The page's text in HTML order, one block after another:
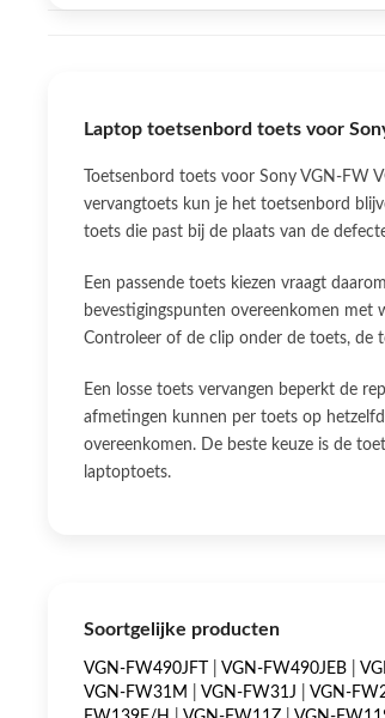
Laptop toetsenbord toets voor
Toetsenbord toets voor Sony VGN-FW
vervangtoets kun je het toetsenbord
toets die past bij de plaats van de
Een passende toets kiezen vraagt
bevestigingspunten overeenkomen met
Controleer of de clip onder de toets, de
Een losse toets vervangen beperkt de
afmetingen kunnen per toets op
overeenkomen. De beste keuze is de
laptoptoets.
Soortgelijke producten
VGN-FW490JFT |VGN-FW490JEB |
VGN-FW31M
|VGN-FW31J |VGN-